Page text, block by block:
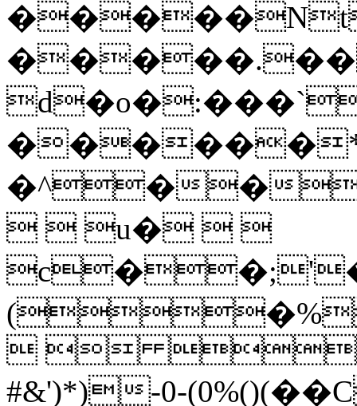
�^��
  u�  
 
#&')*)-0-